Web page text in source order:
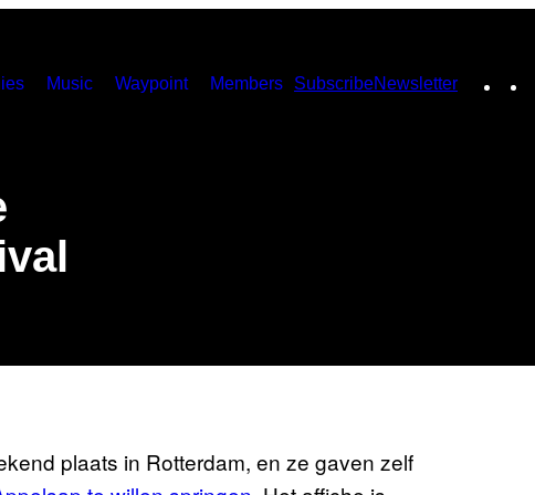
Music Waypoint Members SubscribeNewsletter
plaats in Rotterdam, en ze gaven zelf